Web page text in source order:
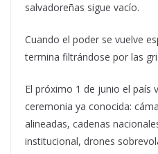
salvadoreñas sigue vacío.
Cuando el poder se vuelve
termina filtrándose por las
El próximo 1 de junio el país
ceremonia ya conocida:
alineadas, cadenas
institucional, drones